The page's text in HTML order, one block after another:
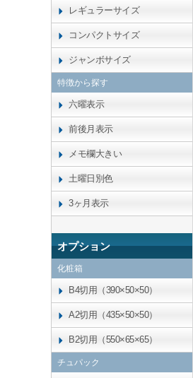
レギュラーサイズ
コンパクトサイズ
ジャンボサイズ
特徴から探す
六曜表示
前後月表示
メモ欄大きい
土曜日別色
3ヶ月表示
オプション
化粧箱
B4切用（390×50×50）
A2切用（435×50×50）
B2切用（550×65×65）
チュパック